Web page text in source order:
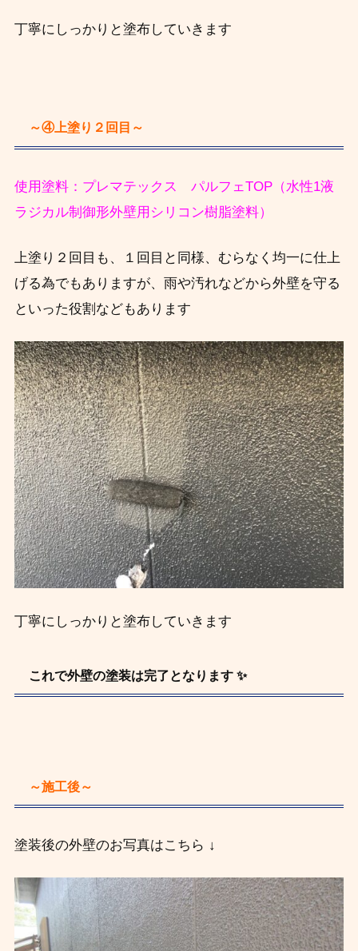
丁寧にしっかりと塗布していきます
～④上塗り２回目～
使用塗料：プレマテックス パルフェTOP（水性1液
ラジカル制御形外壁用シリコン樹脂塗料）
上塗り２回目も、１回目と同様、むらなく均一に仕上
げる為でもありますが、雨や汚れなどから外壁を守る
といった役割などもあります
丁寧にしっかりと塗布していきます
これで外壁の塗装は完了となります ✨
～施工後～
塗装後の外壁のお写真はこちら ↓